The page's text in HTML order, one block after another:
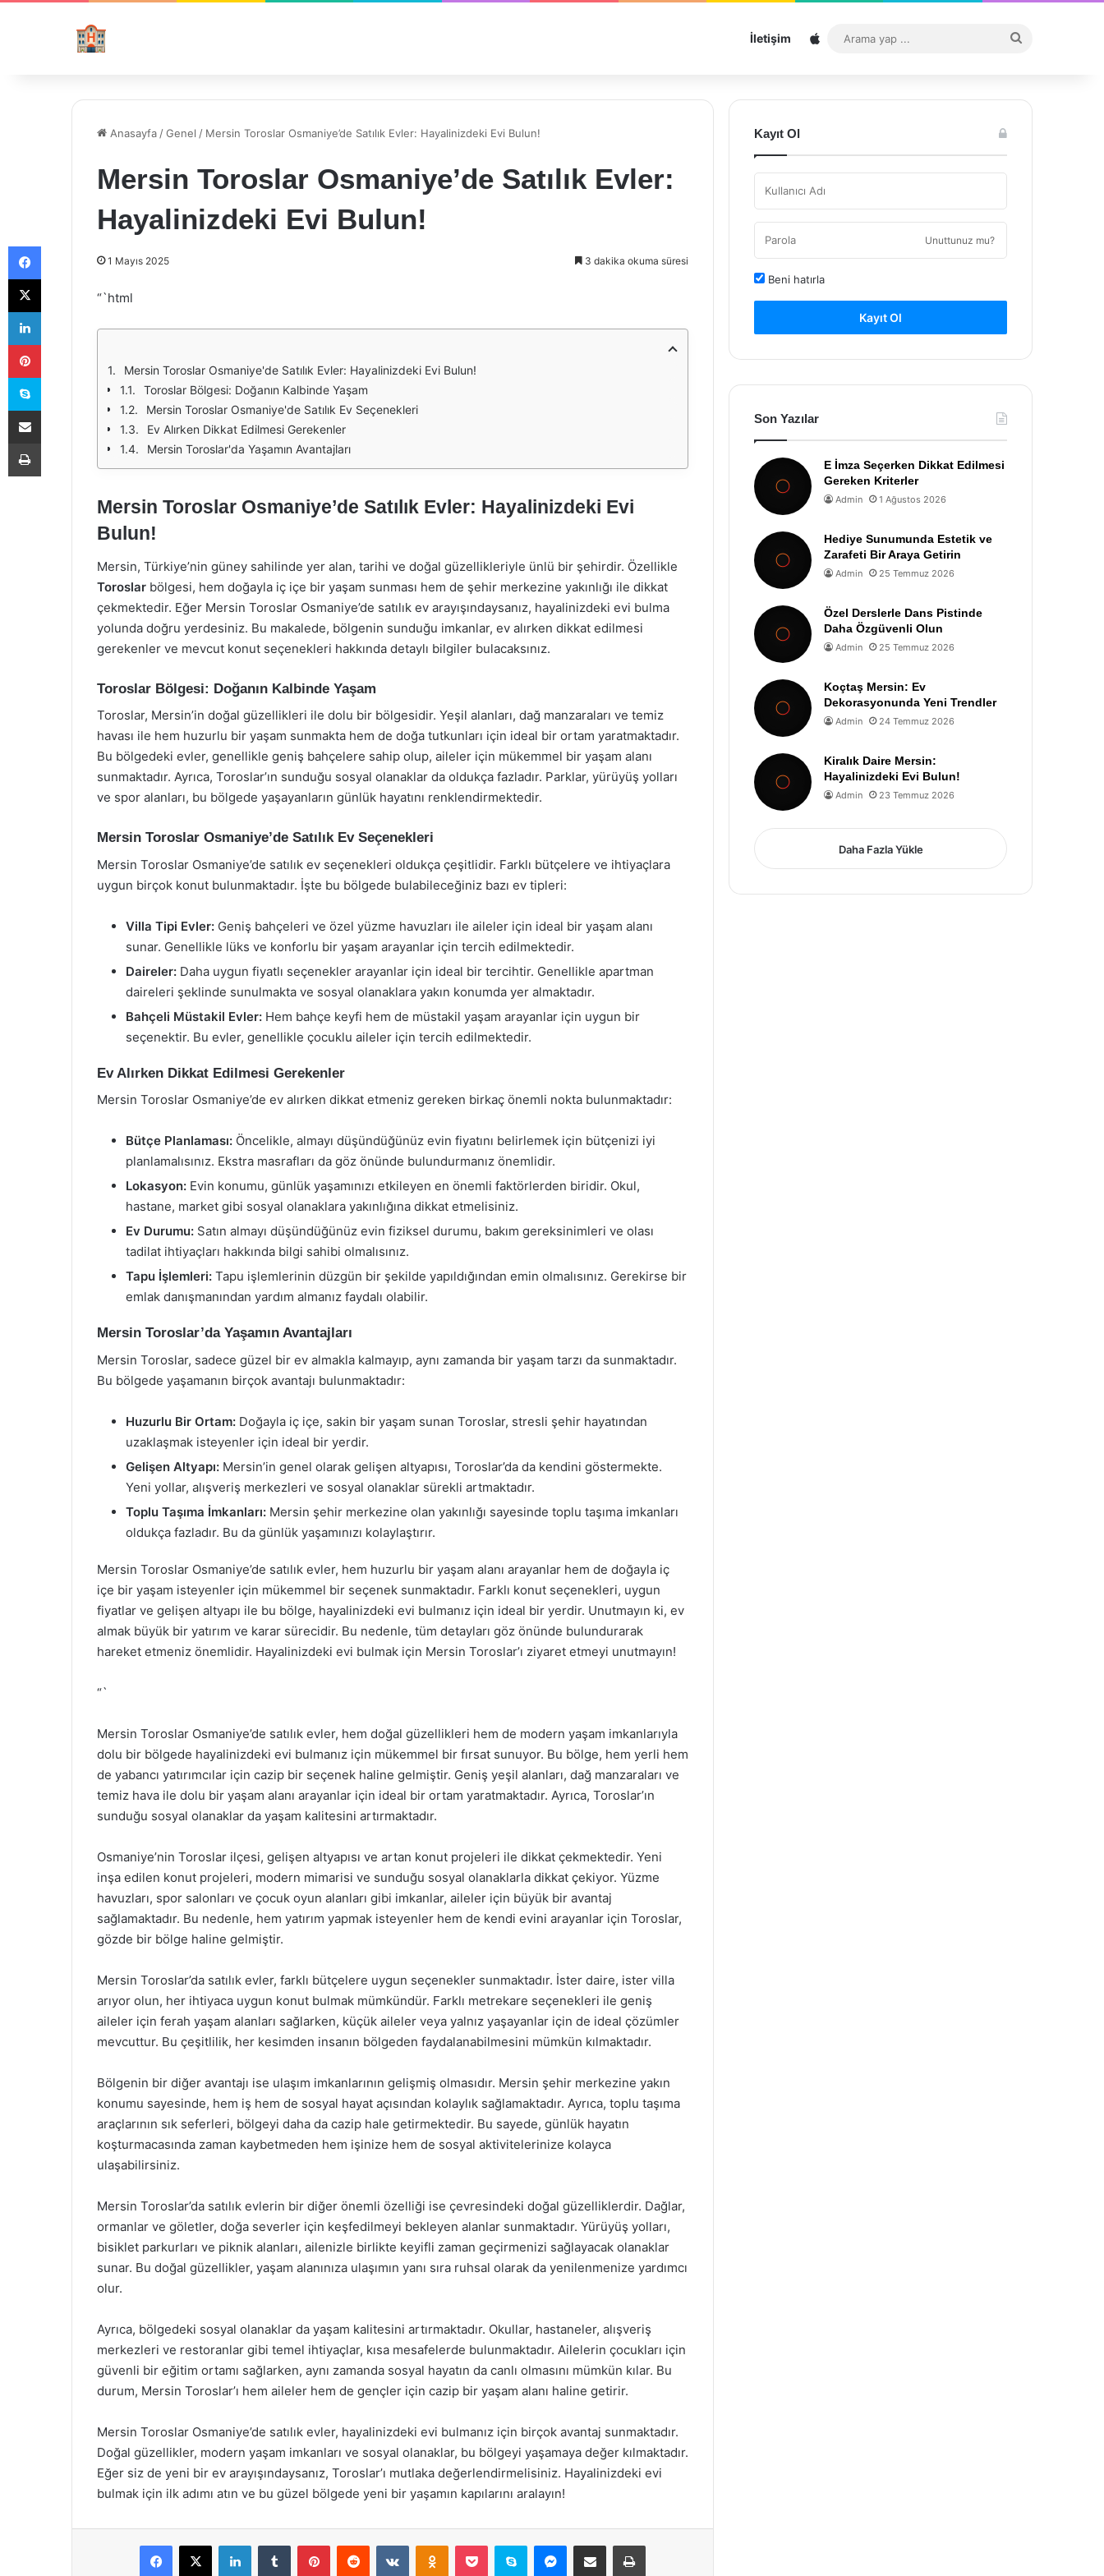
İletişim Sitemap
...
Anasayfa /Genel / Mersin Toroslar Osmaniye’de Satılık Evler: Hayalinizdeki Evi Bulun!
Mersin Toroslar Osmaniye’de Satılık Evler:
Hayalinizdeki Evi Bulun!
1 Mayıs 2025 3 dakika okuma süresi
“`html
Mersin Toroslar Osmaniye'de Satılık Evler: Hayalinizdeki Evi Bulun!
Toroslar Bölgesi: Doğanın Kalbinde Yaşam
Mersin Toroslar Osmaniye'de Satılık Ev Seçenekleri
Ev Alırken Dikkat Edilmesi Gerekenler
Mersin Toroslar'da Yaşamın Avantajları
Mersin Toroslar Osmaniye’de Satılık Evler: Hayalinizdeki Evi
Bulun!
Mersin, Türkiye’nin güney sahilinde yer alan, tarihi ve doğal güzellikleriyle ünlü bir şehirdir. Özellikle
Toroslar bölgesi, hem doğayla iç içe bir yaşam sunması hem de şehir merkezine yakınlığı ile dikkat
çekmektedir. Eğer Mersin Toroslar Osmaniye’de satılık ev arayışındaysanız, hayalinizdeki evi bulma
yolunda doğru yerdesiniz. Bu makalede, bölgenin sunduğu imkanlar, ev alırken dikkat edilmesi
gerekenler ve mevcut konut seçenekleri hakkında detaylı bilgiler bulacaksınız.
Toroslar Bölgesi: Doğanın Kalbinde Yaşam
Toroslar, Mersin’in doğal güzellikleri ile dolu bir bölgesidir. Yeşil alanları, dağ manzaraları ve temiz
havası ile hem huzurlu bir yaşam sunmakta hem de doğa tutkunları için ideal bir ortam yaratmaktadır.
Bu bölgedeki evler, genellikle geniş bahçelere sahip olup, aileler için mükemmel bir yaşam alanı
sunmaktadır. Ayrıca, Toroslar’ın sunduğu sosyal olanaklar da oldukça fazladır. Parklar, yürüyüş yolları
ve spor alanları, bu bölgede yaşayanların günlük hayatını renklendirmektedir.
Mersin Toroslar Osmaniye’de Satılık Ev Seçenekleri
Mersin Toroslar Osmaniye’de satılık ev seçenekleri oldukça çeşitlidir. Farklı bütçelere ve ihtiyaçlara
uygun birçok konut bulunmaktadır. İşte bu bölgede bulabileceğiniz bazı ev tipleri:
Villa Tipi Evler: Geniş bahçeleri ve özel yüzme havuzları ile aileler için ideal bir yaşam alanı
sunar. Genellikle lüks ve konforlu bir yaşam arayanlar için tercih edilmektedir.
Daireler: Daha uygun fiyatlı seçenekler arayanlar için ideal bir tercihtir. Genellikle apartman
daireleri şeklinde sunulmakta ve sosyal olanaklara yakın konumda yer almaktadır.
Bahçeli Müstakil Evler: Hem bahçe keyfi hem de müstakil yaşam arayanlar için uygun bir
seçenektir. Bu evler, genellikle çocuklu aileler için tercih edilmektedir.
Ev Alırken Dikkat Edilmesi Gerekenler
Mersin Toroslar Osmaniye’de ev alırken dikkat etmeniz gereken birkaç önemli nokta bulunmaktadır:
Bütçe Planlaması: Öncelikle, almayı düşündüğünüz evin fiyatını belirlemek için bütçenizi iyi
planlamalısınız. Ekstra masrafları da göz önünde bulundurmanız önemlidir.
Lokasyon: Evin konumu, günlük yaşamınızı etkileyen en önemli faktörlerden biridir. Okul,
hastane, market gibi sosyal olanaklara yakınlığına dikkat etmelisiniz.
Ev Durumu: Satın almayı düşündüğünüz evin fiziksel durumu, bakım gereksinimleri ve olası
tadilat ihtiyaçları hakkında bilgi sahibi olmalısınız.
Tapu İşlemleri: Tapu işlemlerinin düzgün bir şekilde yapıldığından emin olmalısınız. Gerekirse bir
emlak danışmanından yardım almanız faydalı olabilir.
Mersin Toroslar’da Yaşamın Avantajları
Mersin Toroslar, sadece güzel bir ev almakla kalmayıp, aynı zamanda bir yaşam tarzı da sunmaktadır.
Bu bölgede yaşamanın birçok avantajı bulunmaktadır:
Huzurlu Bir Ortam: Doğayla iç içe, sakin bir yaşam sunan Toroslar, stresli şehir hayatından
uzaklaşmak isteyenler için ideal bir yerdir.
Gelişen Altyapı: Mersin’in genel olarak gelişen altyapısı, Toroslar’da da kendini göstermekte.
Yeni yollar, alışveriş merkezleri ve sosyal olanaklar sürekli artmaktadır.
Toplu Taşıma İmkanları: Mersin şehir merkezine olan yakınlığı sayesinde toplu taşıma imkanları
oldukça fazladır. Bu da günlük yaşamınızı kolaylaştırır.
Mersin Toroslar Osmaniye’de satılık evler, hem huzurlu bir yaşam alanı arayanlar hem de doğayla iç
içe bir yaşam isteyenler için mükemmel bir seçenek sunmaktadır. Farklı konut seçenekleri, uygun
fiyatlar ve gelişen altyapı ile bu bölge, hayalinizdeki evi bulmanız için ideal bir yerdir. Unutmayın ki, ev
almak büyük bir yatırım ve karar sürecidir. Bu nedenle, tüm detayları göz önünde bulundurarak
hareket etmeniz önemlidir. Hayalinizdeki evi bulmak için Mersin Toroslar’ı ziyaret etmeyi unutmayın!
“`
Mersin Toroslar Osmaniye’de satılık evler, hem doğal güzellikleri hem de modern yaşam imkanlarıyla
dolu bir bölgede hayalinizdeki evi bulmanız için mükemmel bir fırsat sunuyor. Bu bölge, hem yerli hem
de yabancı yatırımcılar için cazip bir seçenek haline gelmiştir. Geniş yeşil alanları, dağ manzaraları ve
temiz hava ile dolu bir yaşam alanı arayanlar için ideal bir ortam yaratmaktadır. Ayrıca, Toroslar’ın
sunduğu sosyal olanaklar da yaşam kalitesini artırmaktadır.
Osmaniye’nin Toroslar ilçesi, gelişen altyapısı ve artan konut projeleri ile dikkat çekmektedir. Yeni
inşa edilen konut projeleri, modern mimarisi ve sunduğu sosyal olanaklarla dikkat çekiyor. Yüzme
havuzları, spor salonları ve çocuk oyun alanları gibi imkanlar, aileler için büyük bir avantaj
sağlamaktadır. Bu nedenle, hem yatırım yapmak isteyenler hem de kendi evini arayanlar için Toroslar,
gözde bir bölge haline gelmiştir.
Mersin Toroslar’da satılık evler, farklı bütçelere uygun seçenekler sunmaktadır. İster daire, ister villa
arıyor olun, her ihtiyaca uygun konut bulmak mümkündür. Farklı metrekare seçenekleri ile geniş
aileler için ferah yaşam alanları sağlarken, küçük aileler veya yalnız yaşayanlar için de ideal çözümler
mevcuttur. Bu çeşitlilik, her kesimden insanın bölgeden faydalanabilmesini mümkün kılmaktadır.
Bölgenin bir diğer avantajı ise ulaşım imkanlarının gelişmiş olmasıdır. Mersin şehir merkezine yakın
konumu sayesinde, hem iş hem de sosyal hayat açısından kolaylık sağlamaktadır. Ayrıca, toplu taşıma
araçlarının sık seferleri, bölgeyi daha da cazip hale getirmektedir. Bu sayede, günlük hayatın
koşturmacasında zaman kaybetmeden hem işinize hem de sosyal aktivitelerinize kolayca
ulaşabilirsiniz.
Mersin Toroslar’da satılık evlerin bir diğer önemli özelliği ise çevresindeki doğal güzelliklerdir. Dağlar,
ormanlar ve göletler, doğa severler için keşfedilmeyi bekleyen alanlar sunmaktadır. Yürüyüş yolları,
bisiklet parkurları ve piknik alanları, ailenizle birlikte keyifli zaman geçirmenizi sağlayacak olanaklar
sunar. Bu doğal güzellikler, yaşam alanınıza ulaşımın yanı sıra ruhsal olarak da yenilenmenize yardımcı
olur.
Ayrıca, bölgedeki sosyal olanaklar da yaşam kalitesini artırmaktadır. Okullar, hastaneler, alışveriş
merkezleri ve restoranlar gibi temel ihtiyaçlar, kısa mesafelerde bulunmaktadır. Ailelerin çocukları için
güvenli bir eğitim ortamı sağlarken, aynı zamanda sosyal hayatın da canlı olmasını mümkün kılar. Bu
durum, Mersin Toroslar’ı hem aileler hem de gençler için cazip bir yaşam alanı haline getirir.
Mersin Toroslar Osmaniye’de satılık evler, hayalinizdeki evi bulmanız için birçok avantaj sunmaktadır.
Doğal güzellikler, modern yaşam imkanları ve sosyal olanaklar, bu bölgeyi yaşamaya değer kılmaktadır.
Eğer siz de yeni bir ev arayışındaysanız, Toroslar’ı mutlaka değerlendirmelisiniz. Hayalinizdeki evi
bulmak için ilk adımı atın ve bu güzel bölgede yeni bir yaşamın kapılarını aralayın!
Facebook
X LinkedInTumblr PinterestReddit VKontakteOdnoklassniki
Pocket Skype Messenger
E-Posta ile paylaş Yazdır
Kayıt Ol
Unuttunuz mu?
Beni hatırla
Kayıt Ol
Son Yazılar
E İmza Seçerken Dikkat Edilmesi
Gereken Kriterler
Admin 1 Ağustos 2026
Hediye Sunumunda Estetik ve
Zarafeti Bir Araya Getirin
Admin 25 Temmuz 2026
Özel Derslerle Dans Pistinde
Daha Özgüvenli Olun
Admin 25 Temmuz 2026
Koçtaş Mersin: Ev
Dekorasyonunda Yeni Trendler
Admin 24 Temmuz 2026
Kiralık Daire Mersin:
Hayalinizdeki Evi Bulun!
Admin 23 Temmuz 2026
Daha Fazla Yükle
Facebook
X
LinkedIn
Pinterest
Skype
E-Posta ile paylaş